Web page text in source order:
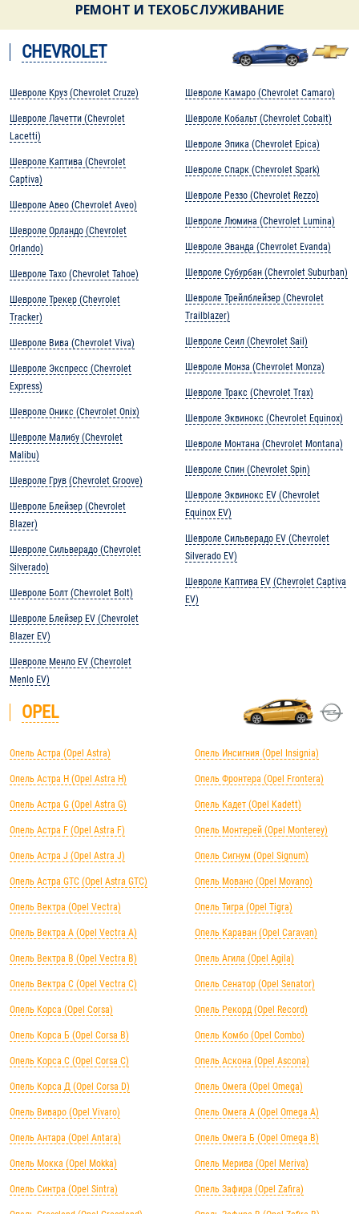
РЕМОНТ И ТЕХОБСЛУЖИВАНИЕ
CHEVROLET
Шевроле Круз (Chevrolet Cruze)
Шевроле Лачетти (Chevrolet
Lacetti)
Шевроле Каптива (Chevrolet
Captiva)
Шевроле Авео (Chevrolet Aveo)
Шевроле Орландо (Chevrolet
Orlando)
Шевроле Тахо (Chevrolet Tahoe)
Шевроле Трекер (Chevrolet
Tracker)
Шевроле Вива (Chevrolet Viva)
Шевроле Экспресс (Chevrolet
Express)
Шевроле Оникс (Chevrolet Onix)
Шевроле Малибу (Chevrolet
Malibu)
Шевроле Грув (Chevrolet Groove)
Шевроле Блейзер (Chevrolet
Blazer)
Шевроле Сильверадо (Chevrolet
Silverado)
Шевроле Болт (Chevrolet Bolt)
Шевроле Блейзер EV (Chevrolet
Blazer EV)
Шевроле Менло EV (Chevrolet
Menlo EV)
Шевроле Камаро (Chevrolet Camaro)
Шевроле Кобальт (Chevrolet Cobalt)
Шевроле Эпика (Chevrolet Epica)
Шевроле Спарк (Chevrolet Spark)
Шевроле Реззо (Chevrolet Rezzo)
Шевроле Люмина (Chevrolet Lumina)
Шевроле Эванда (Chevrolet Evanda)
Шевроле Субурбан (Chevrolet Suburban)
Шевроле Трейлблейзер (Chevrolet
Trailblazer)
Шевроле Сеил (Chevrolet Sail)
Шевроле Монза (Chevrolet Monza)
Шевроле Тракс (Chevrolet Trax)
Шевроле Эквинокс (Chevrolet Equinox)
Шевроле Монтана (Chevrolet Montana)
Шевроле Спин (Chevrolet Spin)
Шевроле Эквинокс EV (Chevrolet
Equinox EV)
Шевроле Сильверадо EV (Chevrolet
Silverado EV)
Шевроле Каптива EV (Chevrolet Captiva
EV)
OPEL
Опель Астра (Opel Astra)
Опель Астра H (Opel Astra H)
Опель Астра G (Opel Astra G)
Опель Астра F (Opel Astra F)
Опель Астра J (Opel Astra J)
Опель Астра GTC (Opel Astra GTC)
Опель Вектра (Opel Vectra)
Опель Вектра А (Opel Vectra А)
Опель Вектра B (Opel Vectra B)
Опель Вектра C (Opel Vectra C)
Опель Корса (Opel Corsa)
Опель Корса Б (Opel Corsa B)
Опель Корса С (Opel Corsa C)
Опель Корса Д (Opel Corsa D)
Опель Виваро (Opel Vivaro)
Опель Антара (Opel Antara)
Опель Мокка (Opel Mokka)
Опель Синтра (Opel Sintra)
Опель Инсигния (Opel Insignia)
Опель Фронтера (Opel Frontera)
Опель Кадет (Opel Kadett)
Опель Монтерей (Opel Monterey)
Опель Сигнум (Opel Signum)
Опель Мовано (Opel Movano)
Опель Тигра (Opel Tigra)
Опель Караван (Opel Caravan)
Опель Агила (Opel Agila)
Опель Сенатор (Opel Senator)
Опель Рекорд (Opel Record)
Опель Комбо (Opel Combo)
Опель Аскона (Opel Ascona)
Опель Омега (Opel Omega)
Опель Омега А (Opel Omega A)
Опель Омега Б (Opel Omega B)
Опель Мерива (Opel Meriva)
Опель Зафира (Opel Zafira)